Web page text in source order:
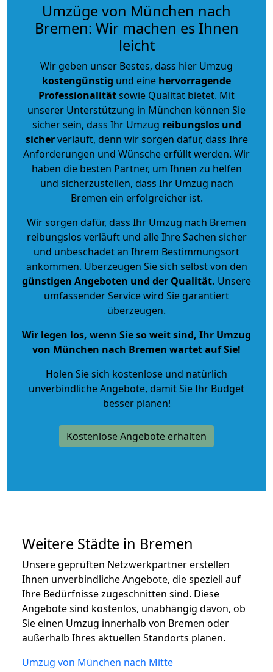
Umzüge von München nach
Bremen: Wir machen es Ihnen
leicht
Wir geben unser Bestes, dass hier Umzug
kostengünstig und eine hervorragende
Professionalitätsowie Qualität bietet. Mit
unserer Unterstützung in München können Sie
sicher sein, dass Ihr Umzug reibungslos und
sicherverläuft, denn wir sorgen dafür, dass Ihre
Anforderungen und Wünsche erfüllt werden. Wir
haben die besten Partner, um Ihnen zu helfen
und sicherzustellen, dass Ihr Umzug nach
Bremen ein erfolgreicher ist.
Wir sorgen dafür, dass Ihr Umzug nach Bremen
reibungslos verläuft und alle Ihre Sachen sicher
und unbeschadet an Ihrem Bestimmungsort
ankommen. Überzeugen Sie sich selbst von den
günstigen Angeboten und der Qualität. Unsere
umfassender Service wird Sie garantiert
überzeugen.
Wir legen los, wenn Sie so weit sind, Ihr Umzug
von München nach Bremen wartet auf Sie!
Holen Sie sich kostenlose und natürlich
unverbindliche Angebote, damit Sie Ihr Budget
besser planen!
Kostenlose Angebote erhalten
Weitere Städte in Bremen
Unsere geprüften Netzwerkpartner erstellen
Ihnen unverbindliche Angebote, die speziell auf
Ihre Bedürfnisse zugeschnitten sind. Diese
Angebote sind kostenlos, unabhängig davon, ob
Sie einen Umzug innerhalb von Bremen oder
außerhalb Ihres aktuellen Standorts planen.
Umzug von München nach Mitte